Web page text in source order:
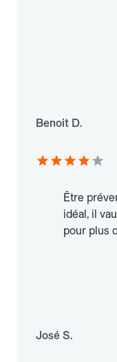
Benoit D.
Être
idéal, il
pour plus
José S.